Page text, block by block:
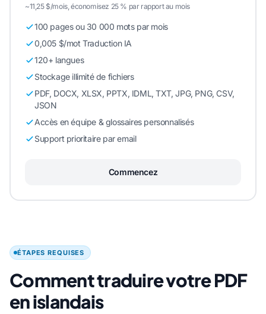
~11,25 $/mois, économisez 25 % par rapport au mois
100 pages ou 30 000 mots par mois
0,005 $/mot Traduction IA
120+ langues
Stockage illimité de fichiers
PDF, DOCX, XLSX, PPTX, IDML, TXT, JPG, PNG, CSV,
JSON
Accès en équipe & glossaires personnalisés
Support prioritaire par email
Commencez
ÉTAPES REQUISES
Comment traduire votre PDF
en islandais